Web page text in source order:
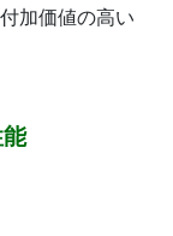
加価値の高い